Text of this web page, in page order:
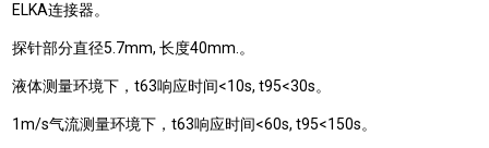
ELKA连接器。
探针部分直径5.7mm, 长度40mm.。
液体测量环境下，t63响应时间<10s, t95<30s。
1m/s气流测量环境下，t63响应时间<60s, t95<150s。